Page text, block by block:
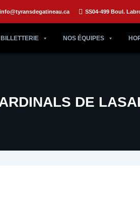
info@tyransdegatineau.ca SS04-499 Boul.
BILLETTERIE NOS ÉQUIPES
DE